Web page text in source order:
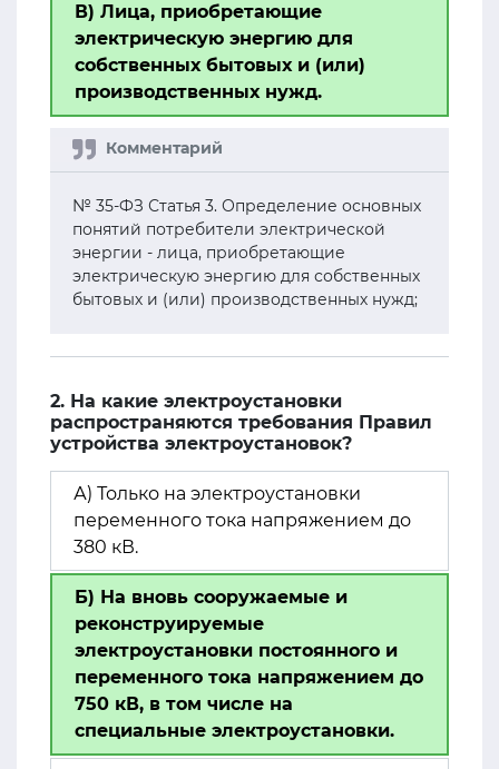
В) Лица, приобретающие
электрическую энергию для
собственных бытовых и (или)
производственных нужд.
№ 35-ФЗ Статья 3. Определение основных
понятий потребители электрической
энергии - лица, приобретающие
электрическую энергию для собственных
бытовых и (или) производственных нужд;
2. На какие электроустановки
распространяются требования Правил
устройства электроустановок?
А) Только на электроустановки
переменного тока напряжением до
380 кВ.
Б) На вновь сооружаемые и
реконструируемые
электроустановки постоянного и
переменного тока напряжением до
750 кВ, в том числе на
специальные электроустановки.